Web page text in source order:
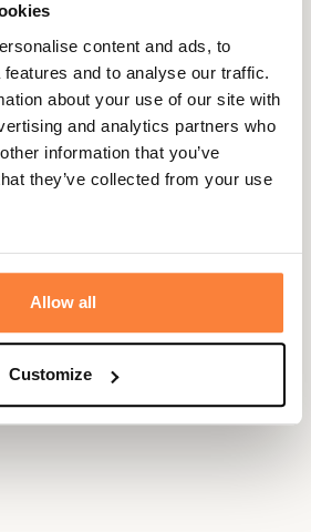
content and ads, to
and to analyse our traffic.
about your use of our site with
and analytics partners who
information that you’ve
they’ve collected from your use
Allow all
Customize
propose ce magnifique Sac de
meilleur qualité.
facile.